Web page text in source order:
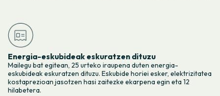
Energia-eskubideak eskuratzen dituzu
Mailegu bat egitean, 25 urteko iraupena duten energia-
eskubideak eskuratzen dituzu. Eskubide horiei esker, elektrizitatea
kostaprezioan jasotzen hasi zaitezke ekarpena egin eta 12
hilabetera.